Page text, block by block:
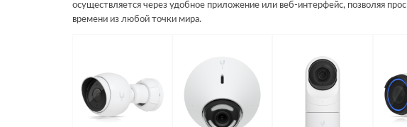
осуществляется через удобное приложение или веб-интерфейс, позволяя
времени из любой точки мира.